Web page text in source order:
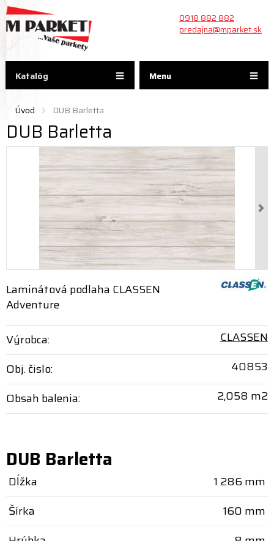
Menu
0918 882 882
predajna@mparket.sk
Úvod DUB Barletta
DUB Barletta
Laminátová podlaha CLASSEN
Adventure
Výrobca:
CLASSEN
Obj. čislo:
40853
Obsah balenia:
2,058 m2
DUB Barletta
Dĺžka
1 286 mm
Šírka
160 mm
Katalóg